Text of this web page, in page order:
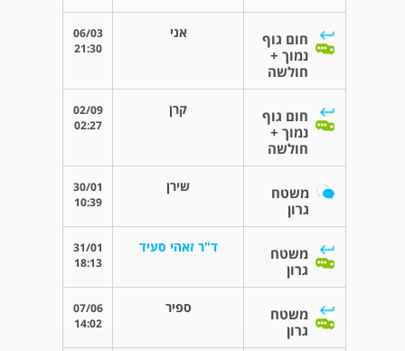
חום גוף
נמוך +
חולשה
אני
06/03
21:30
חום גוף
נמוך +
חולשה
קרן
02/09
02:27
משטח
גרון
שירן
30/01
10:39
משטח
גרון
ד"ר זאהי סעיד
31/01
18:13
משטח
גרון
ספיר
07/06
14:02